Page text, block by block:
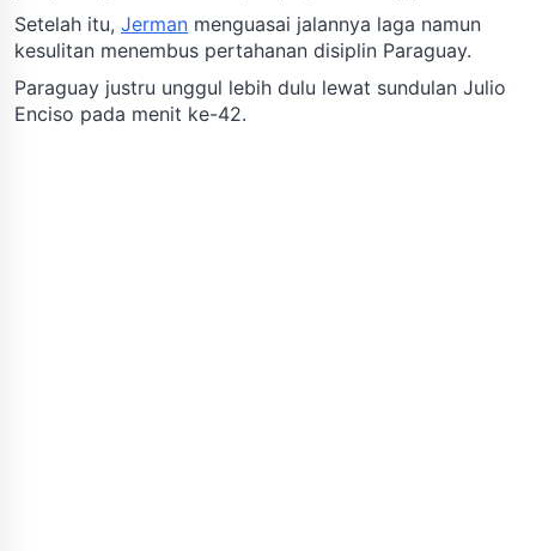
Setelah itu, Jerman menguasai jalannya laga namun
kesulitan menembus pertahanan disiplin Paraguay.
Paraguay justru unggul lebih dulu lewat sundulan Julio
Enciso pada menit ke-42.